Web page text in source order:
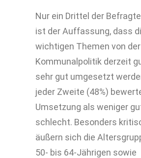
Nur ein Drittel der
ist der Auffassung, dass
wichtigen Themen von der
Kommunalpolitik derzeit
sehr gut umgesetzt
jeder Zweite (48%)
Umsetzung als weniger
schlecht. Besonders
äußern sich die
50- bis 64-Jährigen sowie